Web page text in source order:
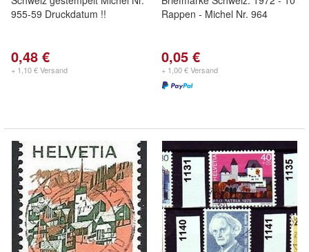
955-59 Druckdatum !!
0,48 €
+ 1,10 € Versand
Rappen - Michel Nr. 964
0,05 €
+ 1,00 € Versand